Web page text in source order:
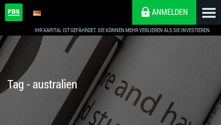
IHR KAPITAL IST GEFÄHRDET. SIE KÖNNEN MEHR VERLIEREN ALS SIE INVESTIEREN.
ANMELDEN
Tag - australien